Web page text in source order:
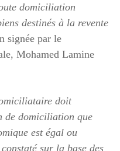
domiciliation
destinés à la revente
signée par le
Mohamed Lamine
doit
de domiciliation que
est égal ou
sur la base des